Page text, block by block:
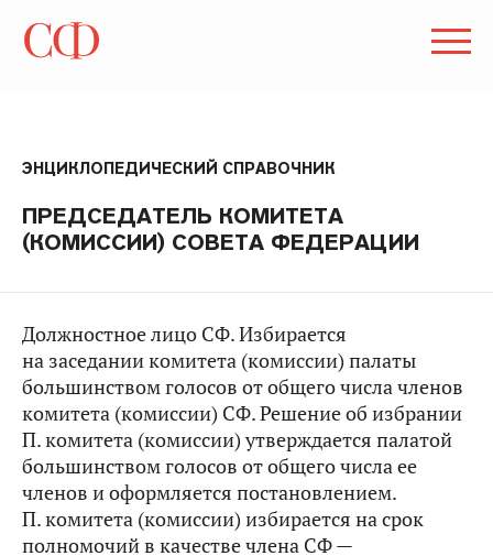
ЭНЦИКЛОПЕДИЧЕСКИЙ СПРАВОЧНИК
ПРЕДСЕДАТЕЛЬ КОМИТЕТА
(КОМИССИИ) СОВЕТА ФЕДЕРАЦИИ
Должностное лицо СФ. Избирается
на заседании комитета (комиссии) палаты
большинством голосов от общего числа членов
комитета (комиссии) СФ. Решение об избрании
П. комитета (комиссии) утверждается палатой
большинством голосов от общего числа ее
членов и оформляется постановлением.
П. комитета (комиссии) избирается на срок
полномочий в качестве члена СФ —